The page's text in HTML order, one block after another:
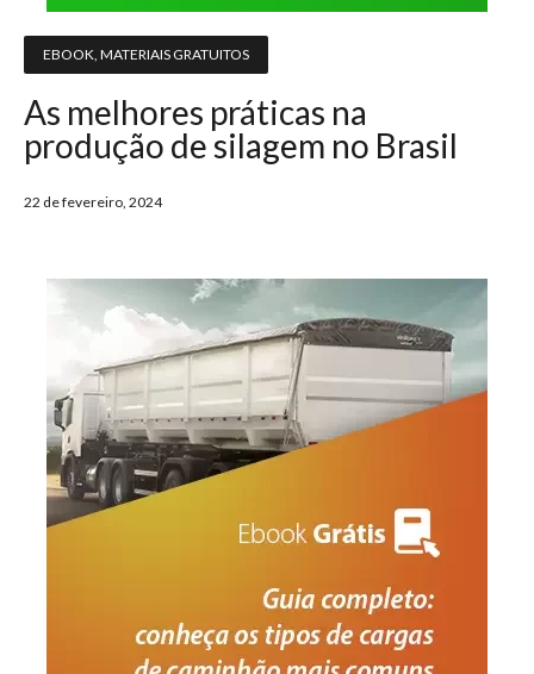
EBOOK MATERIAIS GRATUITOS
As melhores práticas na
produção de silagem no Brasil
22 de fevereiro, 2024